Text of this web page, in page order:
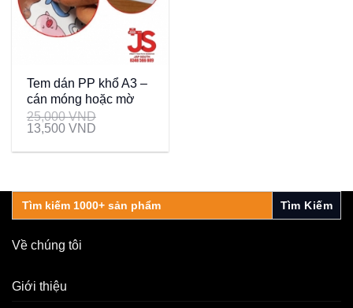
Tem dán PP khổ A3 –
cán móng hoặc mờ
25,000VND
13,500 VND
Search
for:
Về chúng tôi
Giới thiệu